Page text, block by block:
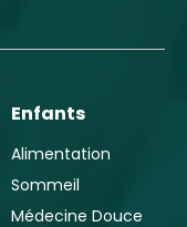
Enfants
Alimentation
Sommeil
Médecine Douce